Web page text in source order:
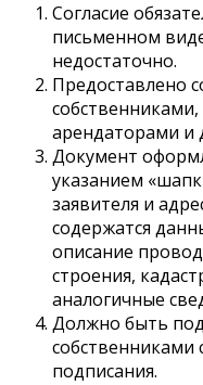
Согласие
письменном
недостаточно.
Предоставлено
арендаторами и
Документ
указанием
заявителя и
содержатся
описание
строения,
аналогичные
Должно быть
собственниками
подписания.